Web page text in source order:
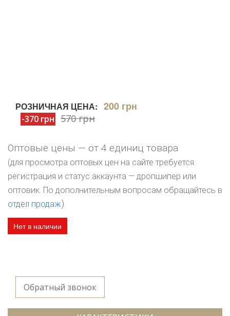
РОЗНИЧНАЯ ЦЕНА: 200 грн
-370 грн 570 грн
Оптовые цены — от 4 единиц товара
(для просмотра оптовых цен на сайте требуется
регистрация и статус аккаунта — дропшипер или
оптовик. По дополнительным вопросам обращайтесь в
отдел продаж)
Нет в наличии
Обратный звонок